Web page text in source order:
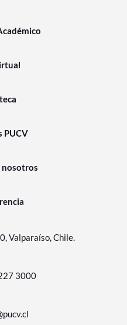
PUCV
nosotros
Valparaíso, Chile.
3000